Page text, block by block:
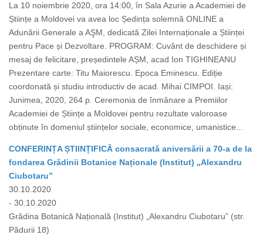
La 10 noiembrie 2020, ora 14:00, în Sala Azurie a Academiei de
Științe a Moldovei va avea loc Ședința solemnă ONLINE a
Adunării Generale a AŞM, dedicată Zilei Internaționale a Științei
pentru Pace și Dezvoltare. PROGRAM: Cuvânt de deschidere și
mesaj de felicitare, președintele AȘM, acad Ion TIGHINEANU
Prezentare carte: Titu Maiorescu. Epoca Eminescu. Ediție
coordonată și studiu introductiv de acad. Mihai CIMPOI. Iași:
Junimea, 2020, 264 p. Ceremonia de înmânare a Premiilor
Academiei de Științe a Moldovei pentru rezultate valoroase
obținute în domeniul științelor sociale, economice, umanistice...
CONFERINȚA ȘTIINȚIFICĂ consacrată aniversării a 70-a de la
fondarea Grădinii Botanice Naționale (Institut) „Alexandru
Ciubotaru”
30.10.2020
- 30.10.2020
Grădina Botanică Națională (Institut) „Alexandru Ciubotaru” (str.
Pădurii 18)